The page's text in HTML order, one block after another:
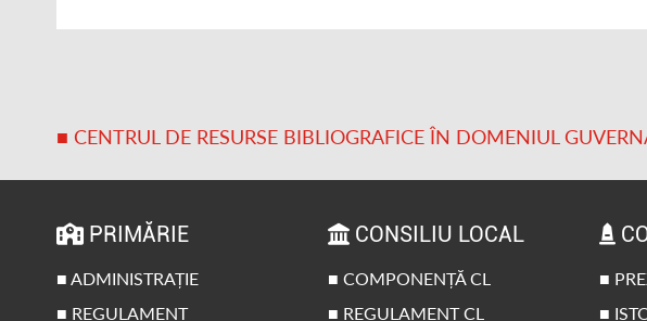
■ CENTRUL DE RESURSE BIBLIOGRAFICE ÎN DOMENIUL
PRIMĂRIE
■ ADMINISTRAȚIE
■ REGULAMENT
CONSILIU LOCAL
■ COMPONENȚĂ CL
■ REGULAMENT CL
■
■